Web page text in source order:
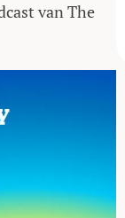
van The